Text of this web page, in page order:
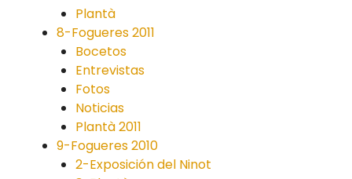
Plantà
8-Fogueres 2011
Bocetos
Entrevistas
Fotos
Noticias
Plantà 2011
9-Fogueres 2010
2-Exposición del Ninot